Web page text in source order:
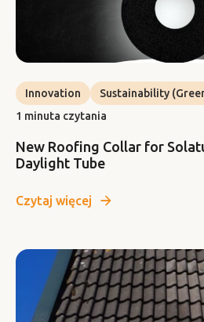
Innovation Sustainability
1 minuta czytania
New Roofing Collar for
Daylight Tube
Czytaj więcej